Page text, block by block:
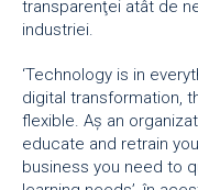
transparenţei atât de
industriei.
‘Technology is in
digital transformation,
flexible. Aş an
educate and retrain
business you need to